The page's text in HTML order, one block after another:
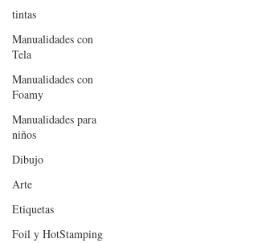
tintas
Manualidades con
Tela
Manualidades con
Foamy
Manualidades para
niños
Dibujo
Arte
Etiquetas
Foil y HotStamping